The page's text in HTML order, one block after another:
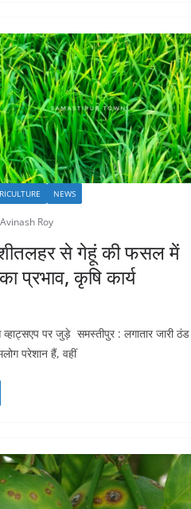
NEWS
Avinash Roy
से गेहूं की फसल में
प्रभाव, कृषि कार्य
पर जुड़े समस्तीपुर : लगातार जारी ठंड
परेशान हैं, वहीं